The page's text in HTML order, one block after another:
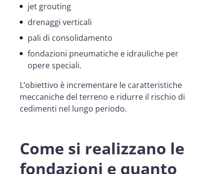
jet grouting
drenaggi verticali
pali di consolidamento
fondazioni pneumatiche e idrauliche per
opere speciali.
L’obiettivo è incrementare le caratteristiche
meccaniche del terreno e ridurre il rischio di
cedimenti nel lungo periodo.
Come si realizzano le
fondazioni e quanto